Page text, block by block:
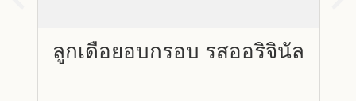
ลูกเดือยอบกรอบ รสออริจินัล